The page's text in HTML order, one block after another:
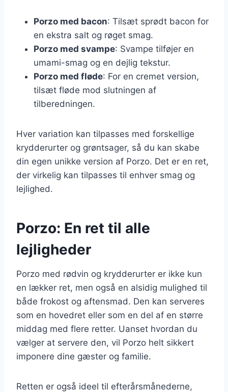
Porzo med bacon: Tilsæt sprødt bacon for
en ekstra salt og røget smag.
Porzo med svampe: Svampe tilføjer en
umami-smag og en dejlig tekstur.
Porzo med fløde: For en cremet version,
tilsæt fløde mod slutningen af
tilberedningen.
Hver variation kan tilpasses med forskellige
krydderurter og grøntsager, så du kan skabe
din egen unikke version af Porzo. Det er en ret,
der virkelig kan tilpasses til enhver smag og
lejlighed.
Porzo: En ret til alle
lejligheder
Porzo med rødvin og krydderurter er ikke kun
en lækker ret, men også en alsidig mulighed til
både frokost og aftensmad. Den kan serveres
som en hovedret eller som en del af en større
middag med flere retter. Uanset hvordan du
vælger at servere den, vil Porzo helt sikkert
imponere dine gæster og familie.
Retten er også ideel til efterårsmånederne,